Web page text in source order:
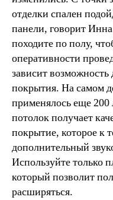
отделки спален
панели, говорит
походите по полу,
оперативности
зависит
покрытия. На самом
применялось еще 200
потолок получает
покрытие, которое к
дополнительный
Используйте только
который позволит
расширяться.